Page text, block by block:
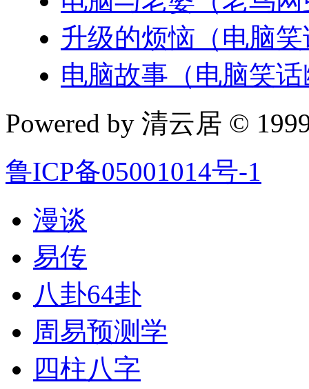
升级的烦恼（电脑
电脑故事（电脑笑
Powered by 清云居 ©
鲁ICP备05001014号-1
漫谈
易传
八卦64卦
周易预测学
四柱八字